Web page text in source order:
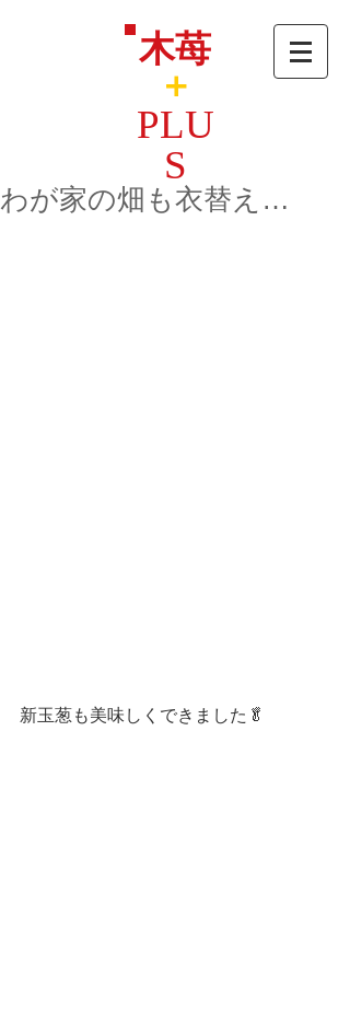
木苺
＋
PLU
S
わが家の畑も衣替え…
新玉葱も美味しくできました🥬